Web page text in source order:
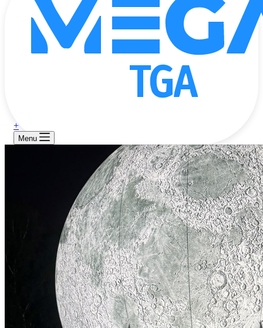
+
Menu